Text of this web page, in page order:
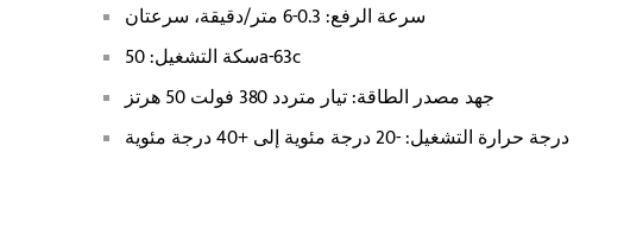
سرعة الرفع: 0.3-6 متر/دقيقة، سرعتان
سكة التشغيل: 50a-63c
جهد مصدر الطاقة: تيار متردد 380 فولت 50 هرتز
درجة حرارة التشغيل: -20 درجة مئوية إلى +40 درجة مئوية